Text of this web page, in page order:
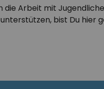
Arbeit mit
bist Du hier